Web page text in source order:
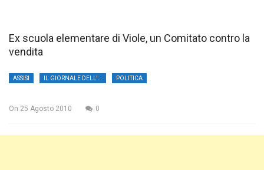
Ex scuola elementare di Viole, un Comitato contro la
vendita
ASSISI POLITICA
On 25 Agosto 2010 0